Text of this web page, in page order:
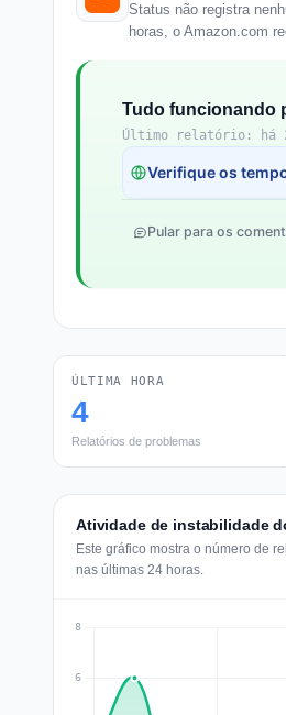
Status não registra
horas, o Amazon.com
Tudo funcionando
Último relatório: há
Verifique os
Pular para os
ÚLTIMA HORA
4
Relatórios de problemas
Atividade de instabilidade
Este gráfico mostra o número de
nas últimas 24 horas.